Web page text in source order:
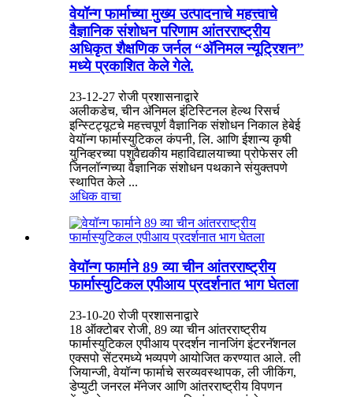
वेयॉन्ग फार्माच्या मुख्य उत्पादनाचे महत्त्वाचे
वैज्ञानिक संशोधन परिणाम आंतरराष्ट्रीय
अधिकृत शैक्षणिक जर्नल “अ‍ॅनिमल न्यूट्रिशन”
मध्ये प्रकाशित केले गेले.
23-12-27 रोजी प्रशासनाद्वारे
अलीकडेच, चीन अ‍ॅनिमल इंटिस्टिनल हेल्थ रिसर्च
इन्स्टिट्यूटचे महत्त्वपूर्ण वैज्ञानिक संशोधन निकाल हेबेई
वेयॉन्ग फार्मास्युटिकल कंपनी, लि. आणि ईशान्य कृषी
युनिव्हरच्या पशुवैद्यकीय महाविद्यालयाच्या प्रोफेसर ली
जिनलॉन्गच्या वैज्ञानिक संशोधन पथकाने संयुक्तपणे
स्थापित केले ...
अधिक वाचा
वेयॉन्ग फार्माने 89 व्या चीन आंतरराष्ट्रीय
फार्मास्युटिकल एपीआय प्रदर्शनात भाग घेतला
23-10-20 रोजी प्रशासनाद्वारे
18 ऑक्टोबर रोजी, 89 व्या चीन आंतरराष्ट्रीय
फार्मास्युटिकल एपीआय प्रदर्शन नानजिंग इंटरनॅशनल
एक्सपो सेंटरमध्ये भव्यपणे आयोजित करण्यात आले. ली
जियान्जी, वेयॉन्ग फार्माचे सरव्यवस्थापक, ली जीकिंग,
डेप्युटी जनरल मॅनेजर आणि आंतरराष्ट्रीय विपणन